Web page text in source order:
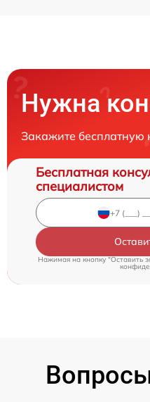
Нужна
Закажите бесплатную
Бесплатная
специалистом
Нажимая на кнопку "Оставить